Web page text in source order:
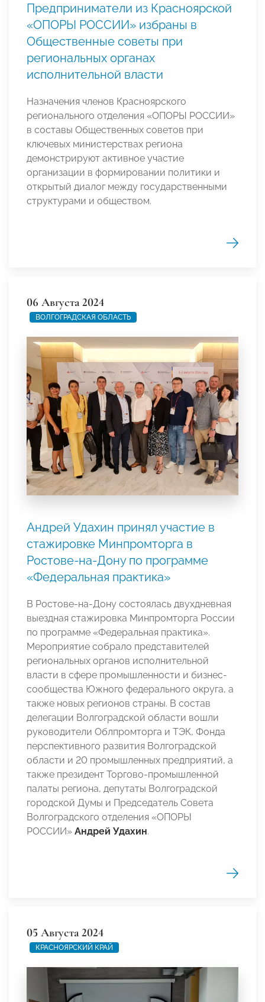
Предприниматели из Красноярской
«ОПОРЫ РОССИИ» избраны в
Общественные советы при
региональных органах
исполнительной власти
Назначения членов Красноярского
регионального отделения «ОПОРЫ РОССИИ»
в составы Общественных советов при
ключевых министерствах региона
демонстрируют активное участие
организации в формировании политики и
открытый диалог между государственными
структурами и обществом.
06 Августа 2024
ВОЛГОГРАДСКАЯ ОБЛАСТЬ
Андрей Удахин принял участие в
стажировке Минпромторга в
Ростове-на-Дону по программе
«Федеральная практика»
В Ростове-на-Дону состоялась двухдневная
выездная стажировка Минпромторга России
по программе «Федеральная практика».
Мероприятие собрало представителей
региональных органов исполнительной
власти в сфере промышленности и бизнес-
сообщества Южного федерального округа, а
также новых регионов страны. В состав
делегации Волгоградской области вошли
руководители Облпромторга и ТЭК, Фонда
перспективного развития Волгоградской
области и 20 промышленных предприятий, а
также президент Торгово-промышленной
палаты региона, депутаты Волгоградской
городской Думы и Председатель Совета
Волгоградского отделения «ОПОРЫ
РОССИИ» Андрей Удахин.
05 Августа 2024
КРАСНОЯРСКИЙ КРАЙ